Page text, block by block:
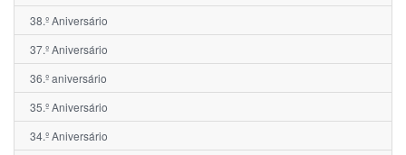
38.º Aniversário
37.º Aniversário
36.º aniversário
35.º Aniversário
34.º Aniversário